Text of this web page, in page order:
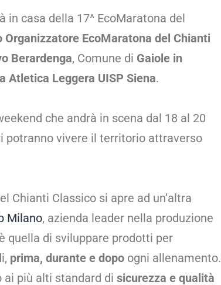
in casa della 17^ EcoMaratona del
Organizzatore EcoMaratona del Chianti
Berardenga, Comune di Gaiole in
Atletica Leggera UISP Siena.
che andrà in scena dal 18 al 20
potranno vivere il territorio attraverso
Chianti Classico si apre ad un’altra
Milano, azienda leader nella produzione
è quella di sviluppare prodotti per
prima, durante e dopo ogni allenamento.
più alti standard di sicurezza e qualità